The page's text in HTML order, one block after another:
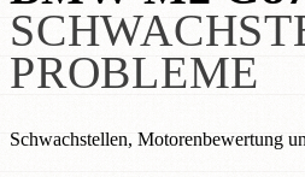
PROBLEME
Schwachstellen, Motorenbewertung